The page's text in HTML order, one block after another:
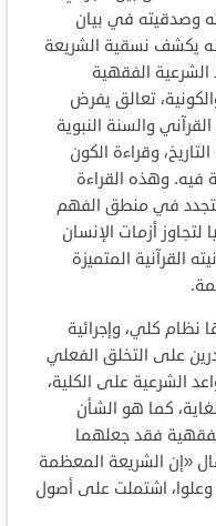
وصدقيته في بيان
يكشف نسقية الشريعة
الفقهية
تعالق يفرض
والسنة النبوية
وقراءة الكون
فيه. وهذه القراءة
في منطق الفهم
لتجاوز أزمات الإنسان
القرآنية المتميزة
نظام كلي، وإجرائية
على التخلق الفعلي
الشرعية على الكلية،
كما هو الشأن
فقد جعلهما
«إن الشريعة المعظمة
وعلوا، اشتملت على أصول